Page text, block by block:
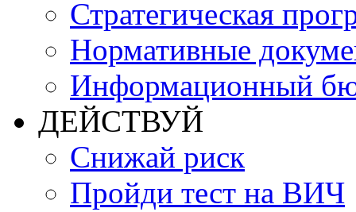
Стратегическая
Нормативные
Информационный
ДЕЙСТВУЙ
Снижай риск
Пройди тест на ВИЧ